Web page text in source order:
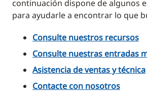
continuación dispone de algunos
para ayudarle a encontrar lo que
Consulte nuestros recursos
Consulte nuestras entradas
Asistencia de ventas y técnica
Contacte con nosotros